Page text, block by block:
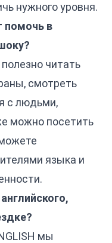
нужного уровня.
помочь в
читать
смотреть
с людьми,
можно посетить
языка и
мы